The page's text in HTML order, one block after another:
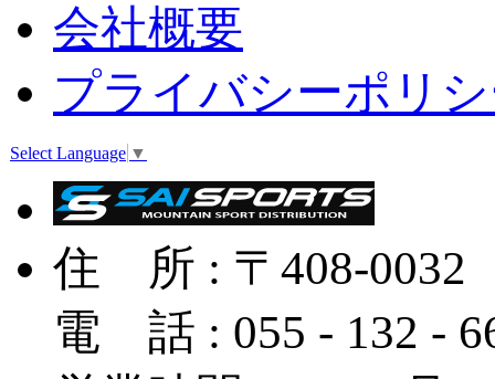
会社概要
プライバシーポリ
Select Language ▼
住 所 : 〒408-0032
電 話 : 055 - 132 -